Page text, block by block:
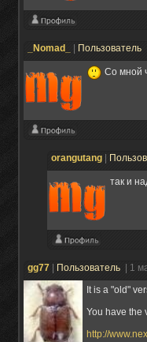
_Nomad_ Пользователь
Со мной
orangutang
так и
gg77 Пользователь
| 1
It is a "old"
You have the
http://